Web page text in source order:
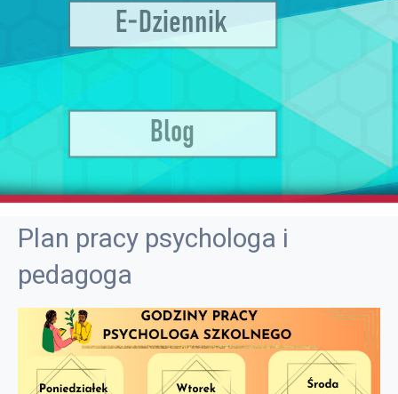
Plan pracy psychologa i
pedagoga